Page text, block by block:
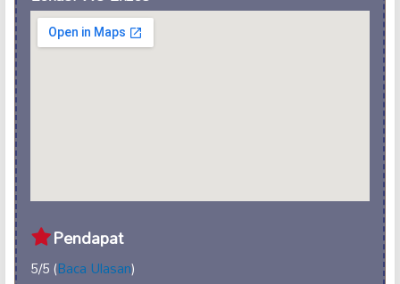
Pendapat
5/5 (Baca Ulasan)